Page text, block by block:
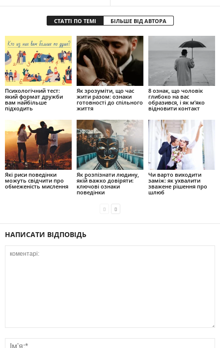
СТАТТІ ПО ТЕМІ БІЛЬШЕ ВІД АВТОРА
Психологічний тест:
який формат дружби
вам найбільше
підходить
Як зрозуміти, що час
жити разом: ознаки
готовності до спільного
життя
8 ознак, що чоловік
глибоко на вас
образився, і як м’яко
відновити контакт
Які риси поведінки
можуть свідчити про
обмеженість мислення
Як розпізнати людину,
якій важко довіряти:
ключові ознаки
поведінки
Чи варто виходити
заміж: як ухвалити
зважене рішення про
шлюб
НАПИСАТИ ВІДПОВІДЬ